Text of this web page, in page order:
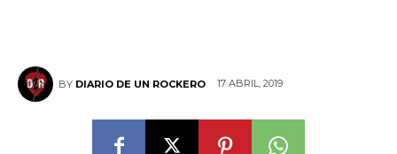
BY DIARIO DE UN ROCKERO 17 ABRIL, 2019